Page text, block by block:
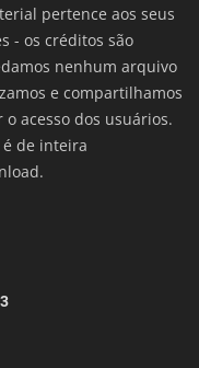
pertence aos seus
- os créditos são
nenhum arquivo
e compartilhamos
acesso dos usuários.
de inteira